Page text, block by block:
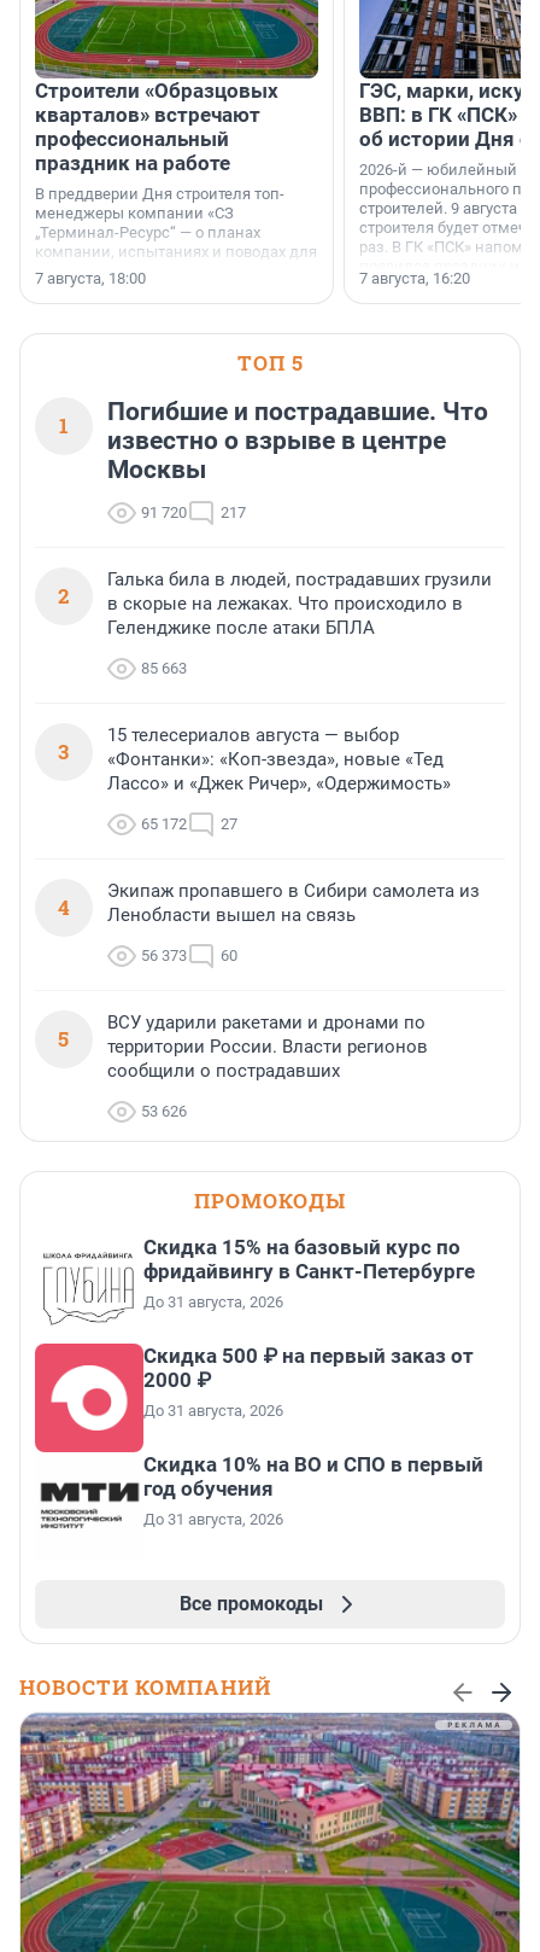
Строители «Образцовых
кварталов» встречают
профессиональный
праздник на работе
В преддверии Дня строителя топ-
менеджеры компании «СЗ
„Терминал-Ресурс“ — о планах
компании, испытаниях и поводах для
осторожного оптимизма.
7 августа, 18:00
ГЭС, марки,
ВВП: в ГК «ПСК»
об истории Дня
2026-й — юбилейный
профессионального
строителей. 9 августа
строителя будет
раз. В ГК «ПСК»
поменялась роль
7 августа, 16:20
ТОП 5
1
Погибшие и пострадавшие. Что
известно о взрыве в центре
Москвы
91 720 217
2
Галька била в людей, пострадавших грузили
в скорые на лежаках. Что происходило в
Геленджике после атаки БПЛА
85 663
3
15 телесериалов августа — выбор
«Фонтанки»: «Коп-звезда», новые «Тед
Лассо» и «Джек Ричер», «Одержимость»
65 172 27
4
Экипаж пропавшего в Сибири самолета из
Ленобласти вышел на связь
56 373 60
5
ВСУ ударили ракетами и дронами по
территории России. Власти регионов
сообщили о пострадавших
53 626
ПРОМОКОДЫ
Скидка 15% на базовый курс по
фридайвингу в Санкт-Петербурге
До 31 августа, 2026
Скидка 500 ₽ на первый заказ от
2000 ₽
До 31 августа, 2026
Скидка 10% на ВО и СПО в первый
год обучения
До 31 августа, 2026
Все промокоды
НОВОСТИ КОМПАНИЙ